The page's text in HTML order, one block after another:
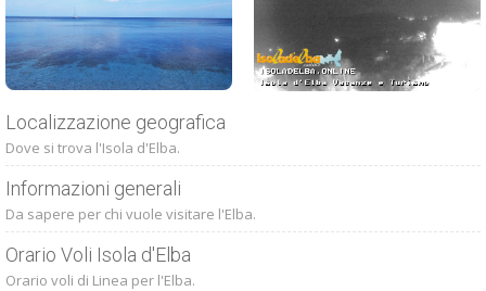
Localizzazione geografica
Dove si trova l'Isola d'Elba.
Informazioni generali
Da sapere per chi vuole visitare l'Elba.
Orario Voli Isola d'Elba
Orario voli di Linea per l'Elba.